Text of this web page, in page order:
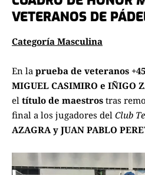
VETERANOS DE
Categoría Masculina
En la prueba de veteranos +45
MIGUEL CASIMIRO e IÑIGO
el título de maestros tras
final a los jugadores del Club
AZAGRA y JUAN PABLO